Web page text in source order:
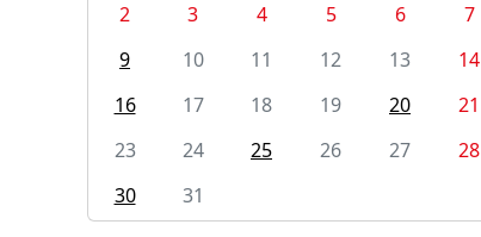
2
3 4 5 6 7
9
10 11 12 13 14
16
17 18 19 20 21
23
24 25 26 27 28
30
31